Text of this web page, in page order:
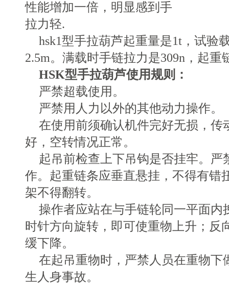
性能增加一倍，明显感到手
拉力轻.
hsk1型手拉葫芦起重量是1t，试验
2.5m。满载时手链拉力是309n，起重
HSK型手拉葫芦使用规则：
严禁超载使用。
严禁用人力以外的其他动力操作。
在使用前须确认机件完好无损，传
好，空转情况正常。
起吊前检查上下吊钩是否挂牢。严
作。起重链条应垂直悬挂，不得有错
架不得翻转。
操作者应站在与手链轮同一平面内
时针方向旋转，即可使重物上升；反
缓下降。
在起吊重物时，严禁人员在重物下
生人身事故。